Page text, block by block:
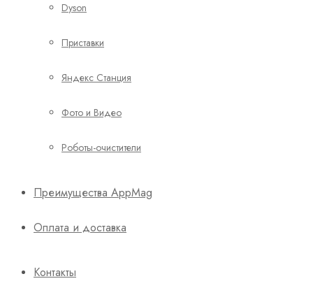
Dyson
Приставки
Яндекс Станция
Фото и Видео
Роботы-очистители
Преимущества AppMag
Оплата и доставка
Контакты